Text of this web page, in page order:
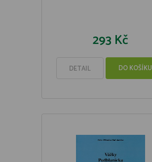
293 Kč
DETAIL DO KOŠÍKU